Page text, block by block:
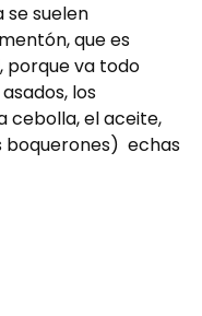
se suelen
que es
porque va todo
los
cebolla, el aceite,
boquerones) echas